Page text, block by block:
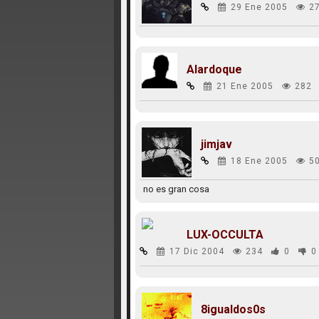
29 Ene 2005
Alardoque
21 Ene 2005 282
jimjav
18 Ene 2005
no es gran cosa
LUX-OCCULTA
17 Dic 2004 234 0 0
8igualdos0s